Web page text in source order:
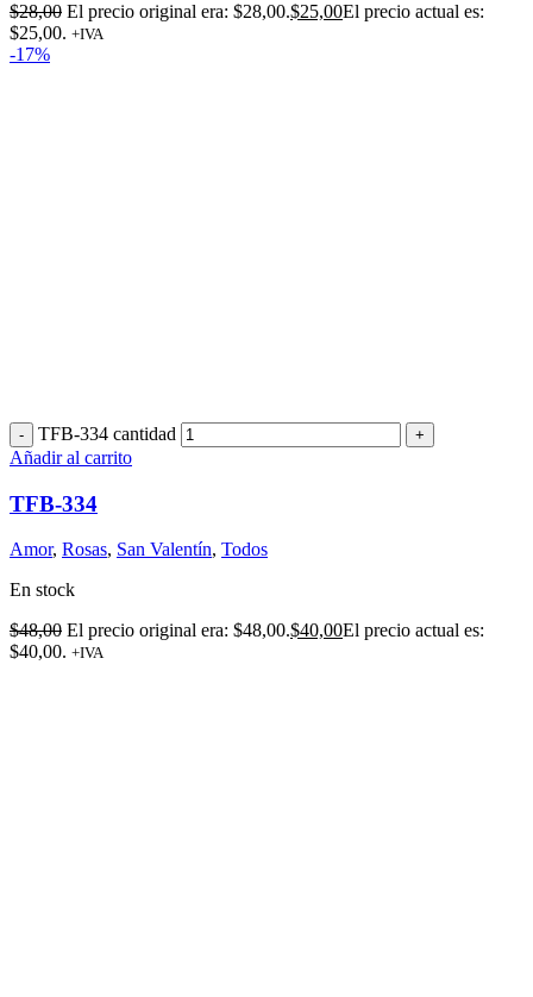
$28,00 El precio original era: $28,00.$25,00El precio actual es:
$25,00. +IVA
-17%
TFB-334 cantidad
Añadir al carrito
TFB-334
Amor, Rosas, San Valentín, Todos
En stock
$48,00 El precio original era: $48,00.$40,00El precio actual es:
$40,00. +IVA